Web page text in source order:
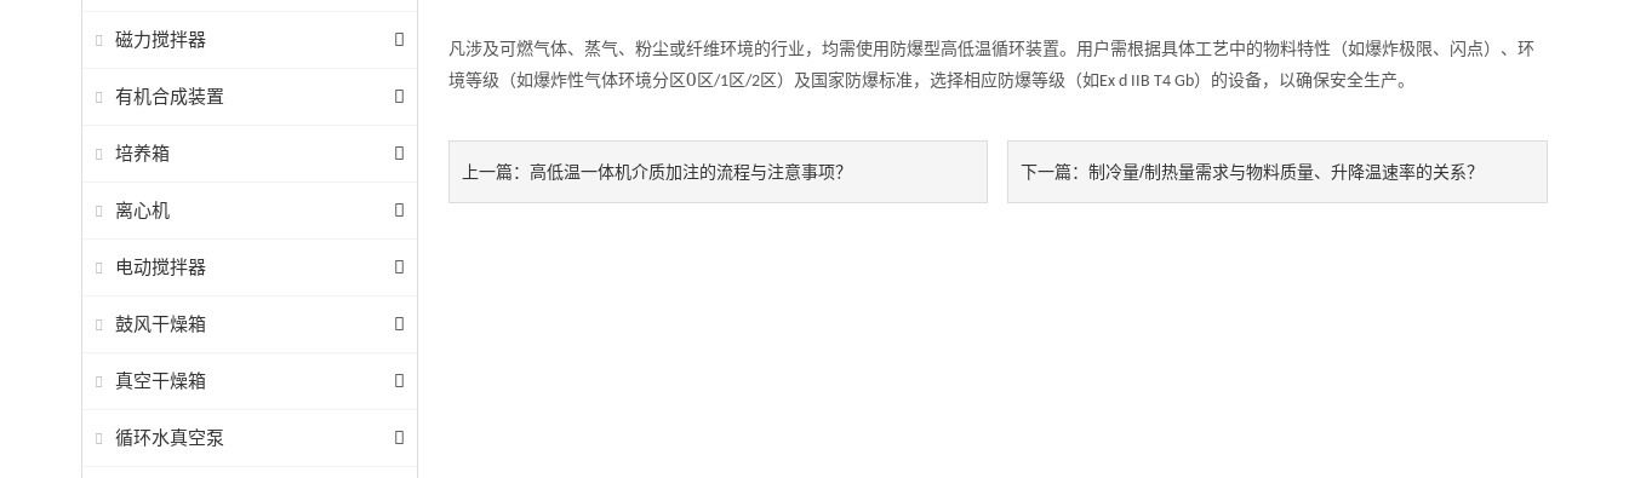
磁力搅拌器
有机合成装置
培养箱
离心机
电动搅拌器
鼓风干燥箱
真空干燥箱
循环水真空泵
凡涉及可燃气体、蒸气、粉尘或纤维环境的行业，均需使用防爆型高低温循环装置。用户需根据具体工艺中的物料特性（如爆炸极限、闪点）、环
境等级（如爆炸性气体环境分区0 区/1区/2区）及国家防爆标准，选择相应防爆等级（如 Ex d IIB T4 Gb）的设备，以确保安全生产。
上一篇： 高低温一体机介质加注的流程与注意事项？ 下一篇：制冷量/制热量需求与物料质量、升降温速率的关系？